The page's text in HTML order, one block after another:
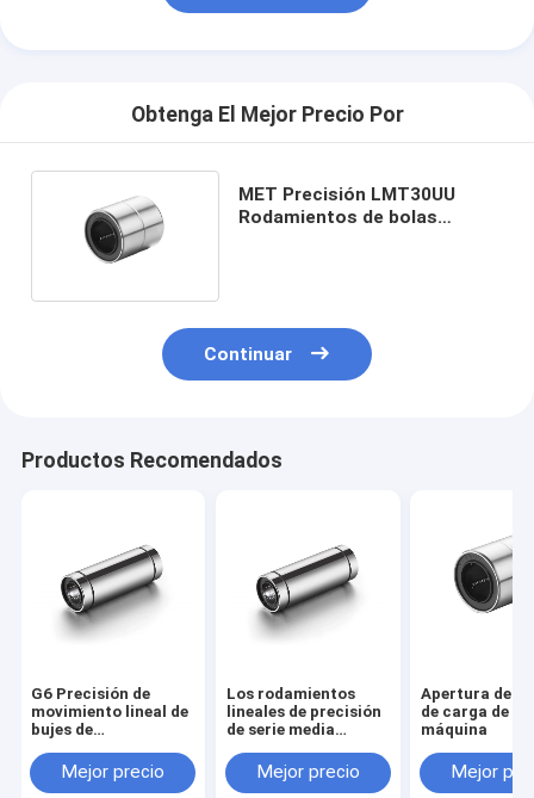
Obtenga El Mejor Precio Por
MET Precisión LMT30UU
Rodamientos de bolas
Continuar
Productos Recomendados
G6 Precisión de
movimiento lineal de
bujes de
montaje ahorrando
espacio
Mejor precio
Los rodamientos
lineales de precisión
de serie media
certificados
ISO9001
Mejor precio
Apertura de la
de carga de la
máquina
Mejor